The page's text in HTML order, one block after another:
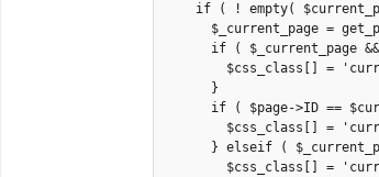
if ( ! empty(
$_current_page =
if ( $_current_page
$css_class[] =
      }
if ( $page->ID ==
$css_class[] =
} elseif (
$css_class[] =